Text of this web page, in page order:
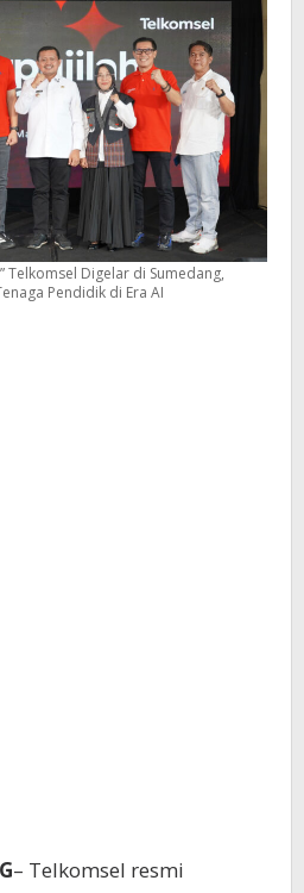
AI
Telkomsel Digelar di Sumedang,
Pendidik di Era AI
– Telkomsel resmi